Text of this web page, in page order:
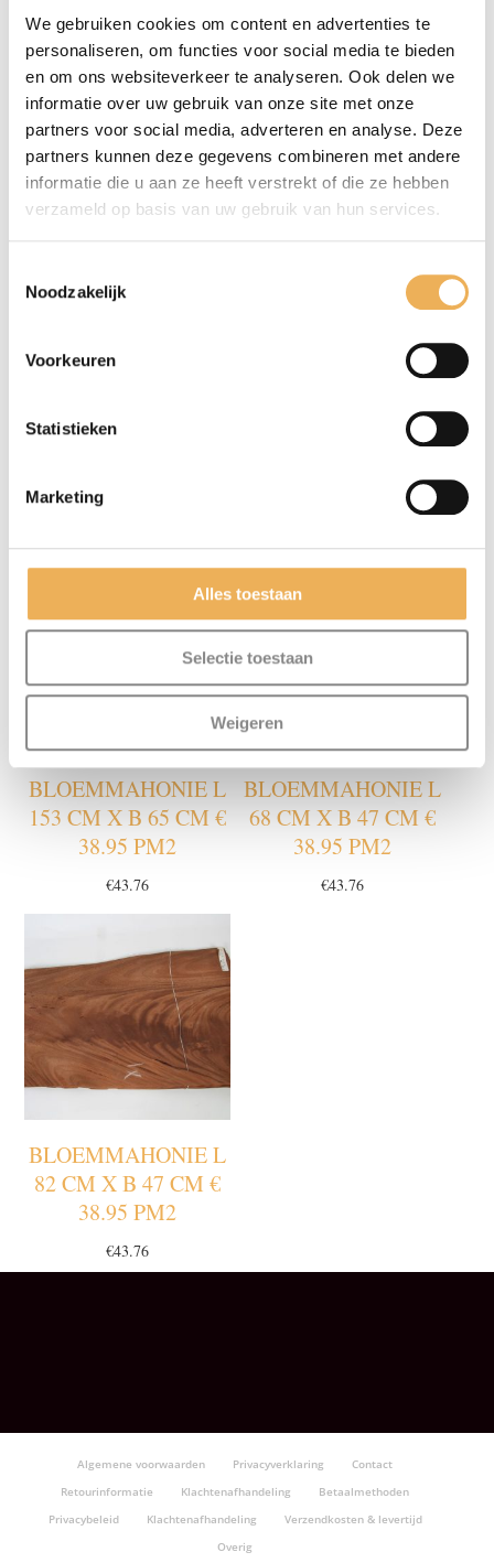
We gebruiken cookies om content en advertenties te
personaliseren, om functies voor social media te bieden
en om ons websiteverkeer te analyseren. Ook delen we
informatie over uw gebruik van onze site met onze
partners voor social media, adverteren en analyse. Deze
partners kunnen deze gegevens combineren met andere
informatie die u aan ze heeft verstrekt of die ze hebben
verzameld op basis van uw gebruik van hun services.
Noodzakelijk
Voorkeuren
Statistieken
Marketing
Alles toestaan
Selectie toestaan
Weigeren
82
B
59
cm
12
bladen
aantal
Artikelnummer:FI207 Categorieën: Fineer let op! wordt niet
opgestuurd!, Iepenwortel
Afmetingen
82 × 59 cm
GERELATEERDE PRODUCTEN
BLOEMMAHONIE L
153 CM X B 65 CM €
38.95 PM2
€43.76
BLOEMMAHONIE L
68 CM X B 47 CM €
38.95 PM2
€43.76
BLOEMMAHONIE L
82 CM X B 47 CM €
38.95 PM2
€43.76
Algemene voorwaarden Privacyverklaring
Contact
Retourinformatie
Klachtenafhandeling
Betaalmethoden
Privacybeleid
Klachtenafhandeling
Verzendkosten & levertijd
Overig